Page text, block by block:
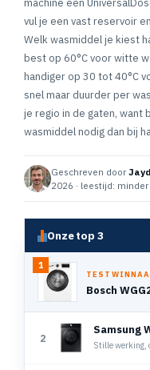
machine een
vul je een vast reservoir
Welk wasmiddel je kiest
best op 60°C voor witte
handiger op 30 tot 40°C
snel maar duurder per
je regio in de gaten, want
wasmiddel nodig dan bij
Geschreven door
2026 · leestijd:
Onze top 3
1
Bosch
2
Stille werking,